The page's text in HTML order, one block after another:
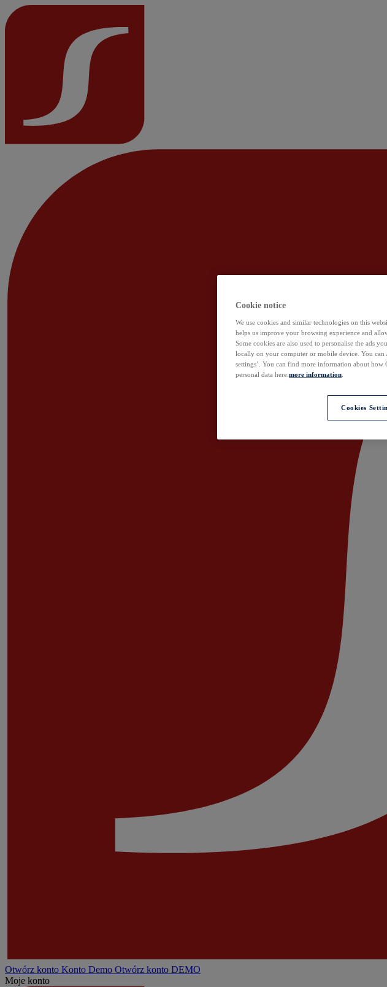
Otwórz konto Konto Demo Otwórz konto DEMO
Moje konto
Cookie notice
We use cookies and similar technologies on this
helps us improve your browsing experience and
Some cookies are also used to personalise the ads
locally on your computer or mobile device. You can
settings’. You can find more information about how
personal data here:more information
Cookies